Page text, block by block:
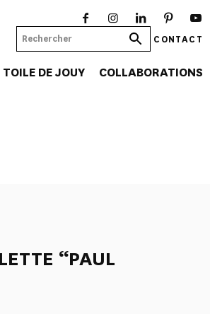
CONTACT
DE JOUY COLLABORATIONS
“PAUL